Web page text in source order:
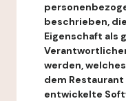
beschrieben,
Eigenschaft als
werden,
dem
entwickelte